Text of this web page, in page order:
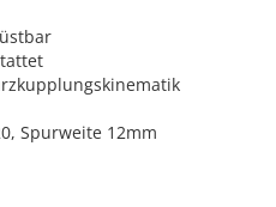
Spurweite 12mm